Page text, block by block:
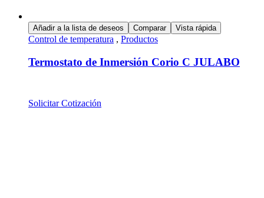
Añadir a la lista de deseos Comparar Vista rápida
Control de temperatura , Productos
Termostato de Inmersión Corio C JULABO
Solicitar Cotización